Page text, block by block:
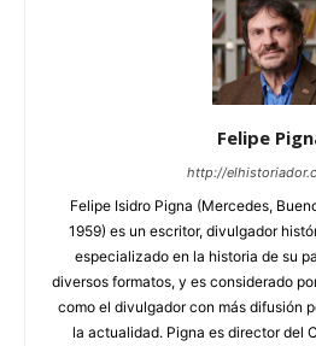
Felipe
http://
Felipe Isidro Pigna (Mercedes,
1959) es un escritor, divulgador
especializado en la historia de su
diversos formatos, y es considerado
como el divulgador con más difusión
la actualidad. Pigna es director del